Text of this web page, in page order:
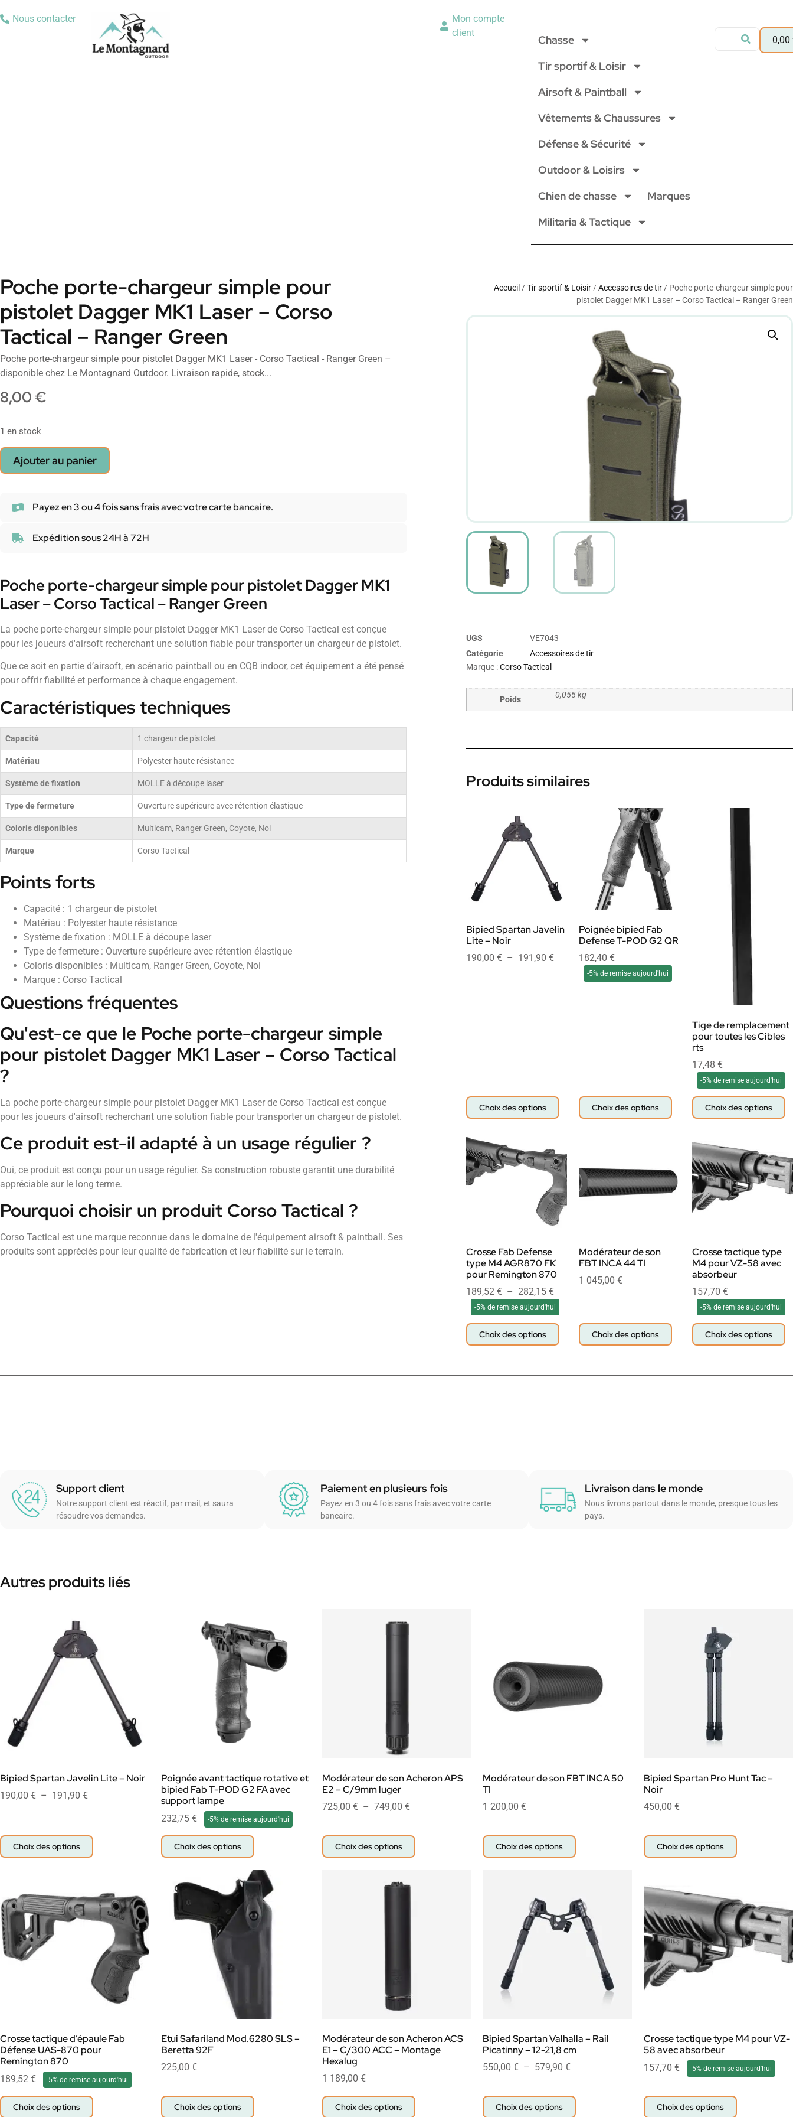
Nous contacter
Mon compte
client
Chasse
Tir sportif & Loisir
Airsoft & Paintball
Vêtements & Chaussures
Défense & Sécurité
Outdoor & Loisirs
Chien de chasse
Marques
Militaria & Tactique
0,00
Poche porte-chargeur simple pour
pistolet Dagger MK1 Laser – Corso
Tactical – Ranger Green
Poche porte-chargeur simple pour pistolet Dagger MK1 Laser - Corso Tactical - Ranger Green –
disponible chez Le Montagnard Outdoor. Livraison rapide, stock...
8,00 €
1 en stock
Ajouter au panier
Payez en 3 ou 4 fois sans frais avec votre carte bancaire.
Expédition sous 24H à 72H
Poche porte-chargeur simple pour pistolet Dagger MK1
Laser – Corso Tactical – Ranger Green
La poche porte-chargeur simple pour pistolet Dagger MK1 Laser de Corso Tactical est conçue
pour les joueurs d'airsoft recherchant une solution fiable pour transporter un chargeur de pistolet.
Que ce soit en partie d’airsoft, en scénario paintball ou en CQB indoor, cet équipement a été pensé
pour offrir fiabilité et performance à chaque engagement.
Caractéristiques techniques
Capacité 1 chargeur de pistolet
Matériau Polyester haute résistance
Système de fixation MOLLE à découpe laser
Type de fermeture Ouverture supérieure avec rétention élastique
Coloris disponibles Multicam, Ranger Green, Coyote, Noi
Marque Corso Tactical
Points forts
Capacité : 1 chargeur de pistolet
Matériau : Polyester haute résistance
Système de fixation : MOLLE à découpe laser
Type de fermeture : Ouverture supérieure avec rétention élastique
Coloris disponibles : Multicam, Ranger Green, Coyote, Noi
Marque : Corso Tactical
Questions fréquentes
Qu'est-ce que le Poche porte-chargeur simple
pour pistolet Dagger MK1 Laser – Corso Tactical
?
La poche porte-chargeur simple pour pistolet Dagger MK1 Laser de Corso Tactical est conçue
pour les joueurs d'airsoft recherchant une solution fiable pour transporter un chargeur de pistolet.
Ce produit est-il adapté à un usage régulier ?
Oui, ce produit est conçu pour un usage régulier. Sa construction robuste garantit une durabilité
appréciable sur le long terme.
Pourquoi choisir un produit Corso Tactical ?
Corso Tactical est une marque reconnue dans le domaine de l'équipement airsoft & paintball. Ses
produits sont appréciés pour leur qualité de fabrication et leur fiabilité sur le terrain.
Accueil /Tir sportif & Loisir /Accessoires de tir / Poche porte-chargeur simple pour
pistolet Dagger MK1 Laser – Corso Tactical – Ranger Green
UGS
VE7043
Catégorie
Accessoires de tir
Marque :Corso Tactical
Poids 0,055 kg
Produits similaires
Bipied Spartan Javelin
Lite – Noir
190,00 € – 191,90 €
Choix des options
Poignée bipied Fab
Defense T-POD G2 QR
182,40€
-5% de remise aujourd'hui
Choix des options
Tige de remplacement
pour toutes les Cibles
rts
17,48 €
-5% de remise aujourd'hui
Choix des options
Crosse Fab Defense
type M4 AGR870 FK
pour Remington 870
189,52 € – 282,15 €
-5% de remise aujourd'hui
Choix des options
Modérateur de son
FBT INCA 44 TI
1 045,00€
Choix des options
Crosse tactique type
M4 pour VZ-58 avec
absorbeur
157,70 €
-5% de remise aujourd'hui
Choix des options
Support client
Notre support client est réactif, par mail, et saura
résoudre vos demandes.
Paiement en plusieurs fois
Payez en 3 ou 4 fois sans frais avec votre carte
bancaire.
Livraison dans le monde
Nous livrons partout dans le monde, presque tous les
pays.
Autres produits liés
Bipied Spartan Javelin Lite – Noir
190,00 € – 191,90 €
Choix des options
Poignée avant tactique rotative et
bipied Fab T-POD G2 FA avec
support lampe
232,75 € -5% de remise aujourd'hui
Choix des options
Modérateur de son Acheron APS
E2 – C/9mm luger
725,00 € – 749,00 €
Choix des options
Modérateur de son FBT INCA 50
TI
1 200,00€
Choix des options
Bipied Spartan Pro Hunt Tac –
Noir
450,00€
Choix des options
Crosse tactique d’épaule Fab
Défense UAS-870 pour
Remington 870
189,52 € -5% de remise aujourd'hui
Choix des options
Etui Safariland Mod.6280 SLS –
Beretta 92F
225,00 €
Choix des options
Modérateur de son Acheron ACS
E1 – C/300 ACC – Montage
Hexalug
1 189,00 €
Choix des options
Bipied Spartan Valhalla – Rail
Picatinny – 12-21,8 cm
550,00€ – 579,90€
Choix des options
Crosse tactique type M4 pour VZ-
58 avec absorbeur
157,70€ -5% de remise aujourd'hui
Choix des options